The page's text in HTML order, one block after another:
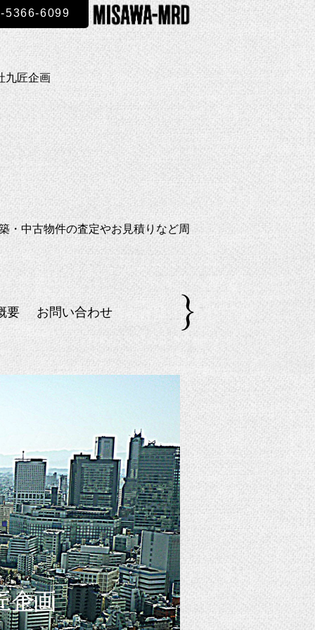
九匠企画
・中古物件の査定やお見積りなど周
5366-6099
要 お問い合わせ